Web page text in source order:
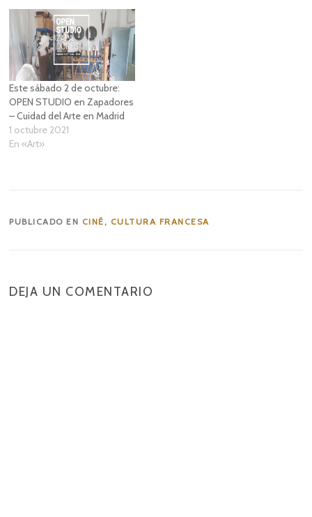
Este sábado 2 de octubre:
OPEN STUDIO en Zapadores
– Cuidad del Arte en Madrid
1 octubre 2021
En «Art»
PUBLICADO EN CINÉ , CULTURA FRANCESA
DEJA UN COMENTARIO